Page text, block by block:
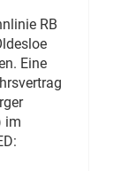
RB
Eine
im